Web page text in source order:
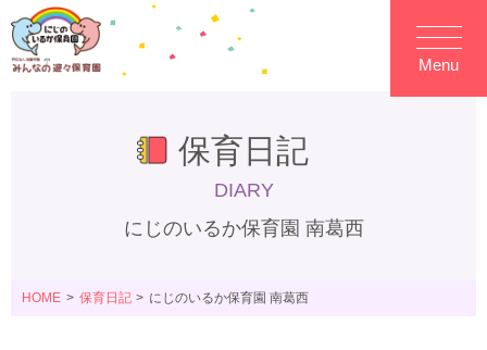
Menu
保育日記
DIARY
にじのいるか保育園 南葛西
HOME 保育日記 にじのいるか保育園 南葛西